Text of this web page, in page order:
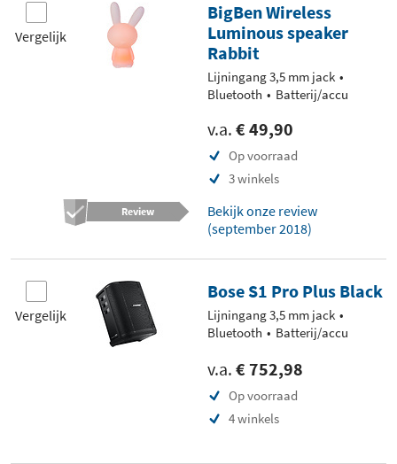
Vergelijk
BigBen Wireless
Luminous speaker
Rabbit
Lijningang 3,5 mm jack
Bluetooth
Batterij/accu
v.a. € 49,90
Op voorraad
3 winkels
Review
Bekijk onze review
(september 2018)
Vergelijk
Bose S1 Pro Plus Black
Lijningang 3,5 mm jack
Bluetooth
Batterij/accu
v.a. € 752,98
Op voorraad
4 winkels